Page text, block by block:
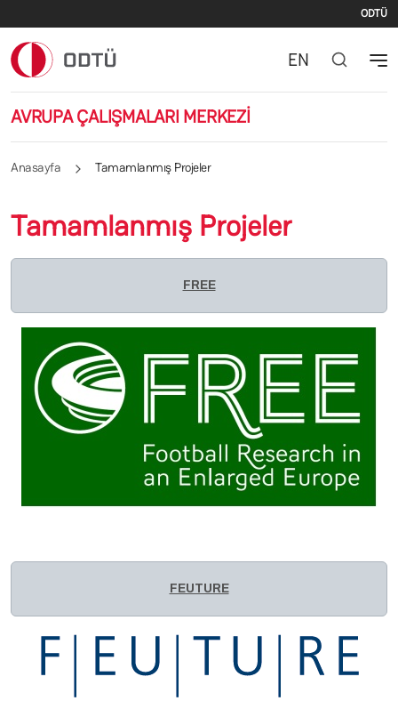
ODTÜ
AVRUPA ÇALIŞMALARI MERKEZİ
EN
Anasayfa Tamamlanmış Projeler
Tamamlanmış Projeler
FREE
FEUTURE